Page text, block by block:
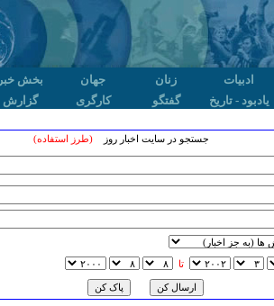
ادبیات زنان جهان بخش خبر
یادبود - تاریخ گفتگو کارگری گزارش
جستجو در سایت اخبار روز(طرز استفاده)
تا